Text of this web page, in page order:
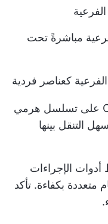
مباشرةً تحت
كعناصر فردية
تحافظ المهام الفرعية في ClickUp على تسلسل هرمي
التنقل بينها
الإجراءات
متعددة بكفاءة. تأكد